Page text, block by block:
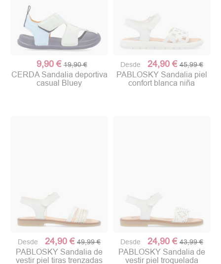
9,90 € 19,90 €
CERDA Sandalia deportiva
casual Bluey
Desde 24,90 € 45,99 €
PABLOSKY Sandalia piel
confort blanca niña
Desde 24,90 € 49,99 €
PABLOSKY Sandalia de
vestir piel tiras trenzadas
Desde 24,90 € 43,99 €
PABLOSKY Sandalia de
vestir piel troquelada